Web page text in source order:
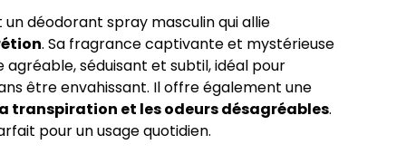
déodorant spray masculin qui allie
. Sa fragrance captivante et mystérieuse
agréable, séduisant et subtil, idéal pour
être envahissant. Il offre également une
transpiration et les odeurs désagréables.
pour un usage quotidien.